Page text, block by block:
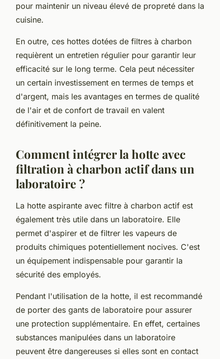
pour maintenir un niveau élevé de propreté dans la
cuisine.
En outre, ces hottes dotées de filtres à charbon
requièrent un entretien régulier pour garantir leur
efficacité sur le long terme. Cela peut nécessiter
un certain investissement en termes de temps et
d'argent, mais les avantages en termes de qualité
de l'air et de confort de travail en valent
définitivement la peine.
Comment intégrer la hotte avec
filtration à charbon actif dans un
laboratoire ?
La hotte aspirante avec filtre à charbon actif est
également très utile dans un laboratoire. Elle
permet d'aspirer et de filtrer les vapeurs de
produits chimiques potentiellement nocives. C'est
un équipement indispensable pour garantir la
sécurité des employés.
Pendant l'utilisation de la hotte, il est recommandé
de porter des gants de laboratoire pour assurer
une protection supplémentaire. En effet, certaines
substances manipulées dans un laboratoire
peuvent être dangereuses si elles sont en contact